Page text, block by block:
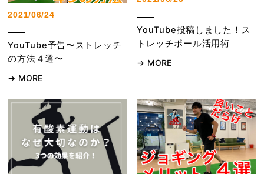
2021/06/24
YouTube予告〜ストレッチ
の方法４選〜
MORE
YouTube投稿しました！ス
トレッチポール活用術
MORE